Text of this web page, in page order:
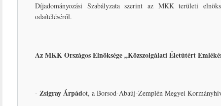
Díjadományozási Szabályzata szerint az MKK területi
odaítéléséről.
Az MKK Országos Elnöksége „Közszolgálati Életútért
- Zsigray Árpádot, a Borsod-Abaúj-Zemplén Megyei